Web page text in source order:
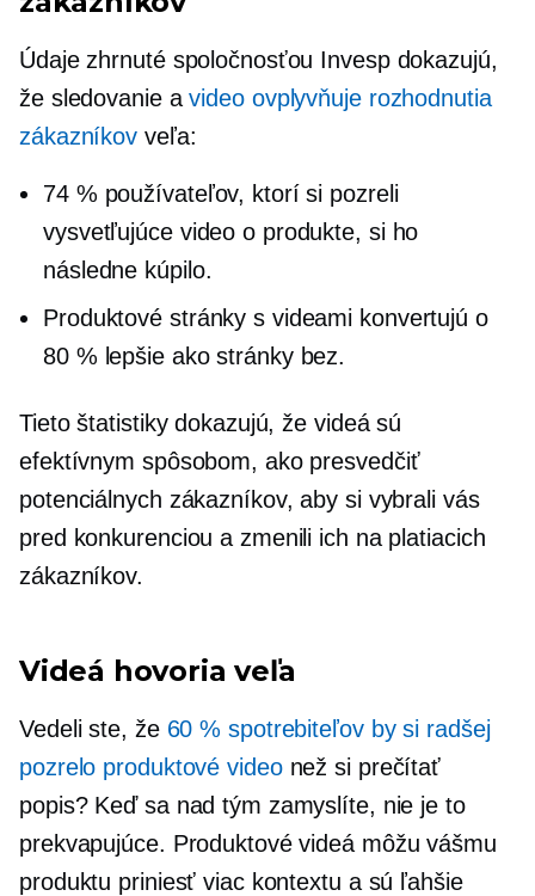
Údaje zhrnuté spoločnosťou Invesp dokazujú,
že sledovanie avideo ovplyvňuje rozhodnutia
zákazníkov veľa:
74 % používateľov, ktorí si pozreli
vysvetľujúce video o produkte, si ho
následne kúpilo.
Produktové stránky s videami konvertujú o
80 % lepšie ako stránky bez.
Tieto štatistiky dokazujú, že videá sú
efektívnym spôsobom, ako presvedčiť
potenciálnych zákazníkov, aby si vybrali vás
pred konkurenciou a zmenili ich na platiacich
zákazníkov.
Videá hovoria veľa
Vedeli ste, že 60 % spotrebiteľov by si radšej
pozrelo produktové videonež si prečítať
popis? Keď sa nad tým zamyslíte, nie je to
prekvapujúce. Produktové videá môžu vášmu
produktu priniesť viac kontextu a sú ľahšie